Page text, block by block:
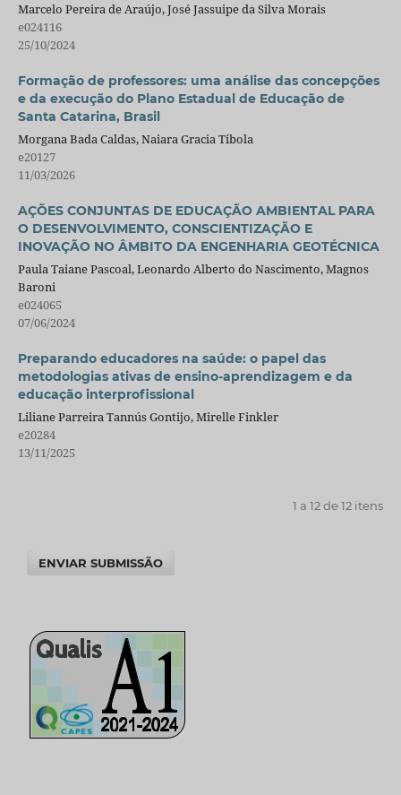
Marcelo Pereira de Araújo, José Jassuipe da Silva Morais
e024116
25/10/2024
Formação de professores: uma análise das concepções
e da execução do Plano Estadual de Educação de
Santa Catarina, Brasil
Morgana Bada Caldas, Naiara Gracia Tibola
e20127
11/03/2026
AÇÕES CONJUNTAS DE EDUCAÇÃO AMBIENTAL PARA
O DESENVOLVIMENTO, CONSCIENTIZAÇÃO E
INOVAÇÃO NO ÂMBITO DA ENGENHARIA GEOTÉCNICA
Paula Taiane Pascoal, Leonardo Alberto do Nascimento, Magnos
Baroni
e024065
07/06/2024
Preparando educadores na saúde: o papel das
metodologias ativas de ensino-aprendizagem e da
educação interprofissional
Liliane Parreira Tannús Gontijo, Mirelle Finkler
e20284
13/11/2025
1 a 12 de 12 itens
ENVIAR SUBMISSÃO